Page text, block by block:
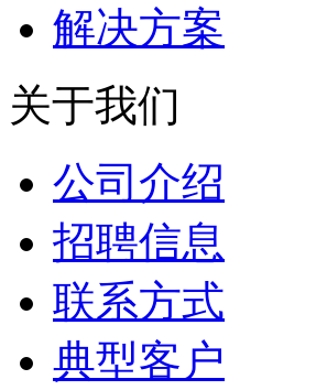
解决方案
关于我们
公司介绍
招聘信息
联系方式
典型客户